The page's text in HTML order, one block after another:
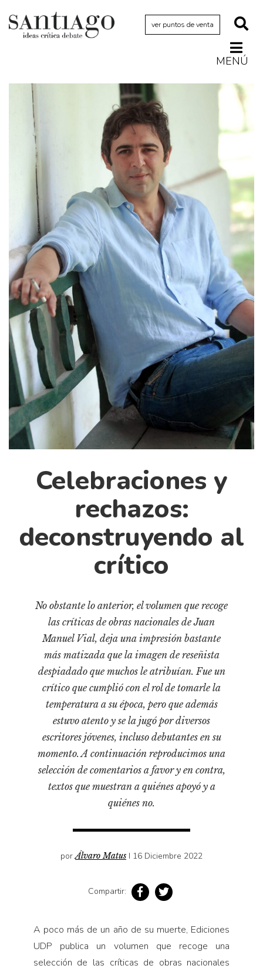
ver puntos de venta
MENÚ
Actualidad
Archivo Cenfoto-UDP
Arquetipos de situación
Artes visuales
Ciencia
Cine y televisión
Ciudad
Críticas
Cultura
Diccionario portátil de la literatura chilena
Documentos
Fragmentos
Gran reserva
Historia
Historia material de los libros
Lagunas mentales
Libros
Libros usados
Medioambiente
Pensamiento ilustrado
Personajes secundarios
Sociedad
Turismo accidental
Vidas paralelas
Voces y lecturas
Celebraciones y
rechazos:
deconstruyendo al
crítico
No obstante lo anterior, el volumen que recoge
las críticas de obras nacionales de Juan
Manuel Vial, deja una impresión bastante
más matizada que la imagen de reseñista
despiadado que muchos le atribuían. Fue un
crítico que cumplió con el rol de tomarle la
temperatura a su época, pero que además
estuvo atento y se la jugó por diversos
escritores jóvenes, incluso debutantes en su
momento. A continuación reproducimos una
selección de comentarios a favor y en contra,
textos que muestran a quiénes apoyó y a
quiénes no.
porÁlvaro Matus I 16 Diciembre 2022
Compartir:
A poco más de un año de su muerte, Ediciones
UDP publica un volumen que recoge una
selección de las críticas de obras nacionales